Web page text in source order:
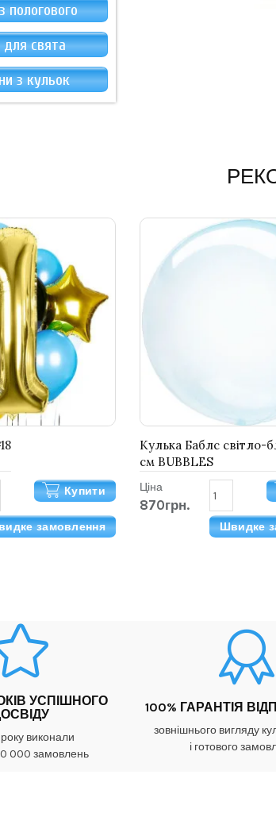
пологового
для свята
з кульок
Купити
замовлення
Кулька Баблс світло-
см BUBBLES
Ціна
870грн.
Швидке
УСПІШНОГО
виконали
000 замовлень
100% ГАРАНТІЯ
зовнішнього вигляду
і готового